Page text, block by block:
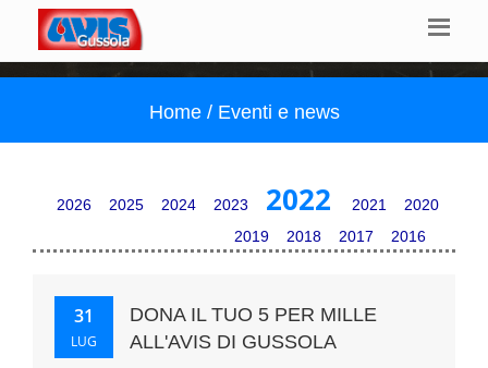
Home / Eventi e news
2026 2025 2024 2023 2022 2021
2020
2019
2018 2017 2016
31
LUG
DONA IL TUO 5 PER MILLE
ALL'AVIS DI GUSSOLA